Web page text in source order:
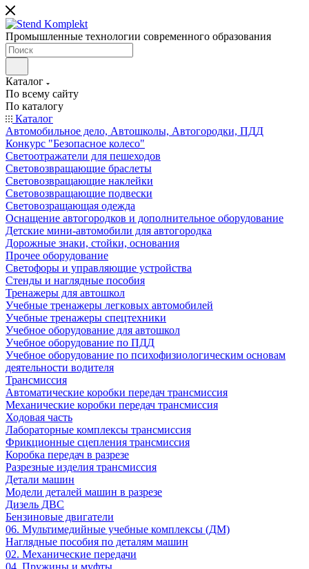
Промышленные технологии современного образования
Каталог
По всему сайту
По каталогу
Каталог
Автомобильное дело, Автошколы, Автогородки, ПДД
Конкурс "Безопасное колесо"
Светоотражатели для пешеходов
Световозвращающие браслеты
Световозвращающие наклейки
Световозвращающие подвески
Световозращающая одежда
Оснащение автогородков и дополнительное оборудование
Детские мини-автомобили для автогородка
Дорожные знаки, стойки, основания
Прочее оборудование
Светофоры и управляющие устройства
Стенды и наглядные пособия
Тренажеры для автошкол
Учебные тренажеры легковых автомобилей
Учебные тренажеры спецтехники
Учебное оборудование для автошкол
Учебное оборудование по ПДД
Учебное оборудование по психофизиологическим основам
деятельности водителя
Трансмиссия
Автоматические коробки передач трансмиссия
Механические коробки передач трансмиссия
Ходовая часть
Лабораторные комплексы трансмиссия
Фрикционные сцепления трансмиссия
Коробка передач в разрезе
Разрезные изделия трансмиссия
Детали машин
Модели деталей машин в разрезе
Дизель ДВС
Бензиновые двигатели
06. Мультимедийные учебные комплексы (ДМ)
Наглядные пособия по деталям машин
02. Механические передачи
04. Пружины и муфты